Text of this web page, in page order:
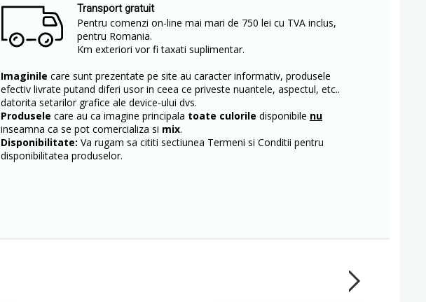
Transport gratuit
Pentru comenzi on-line mai mari de 750 lei cu TVA inclus,
pentru Romania.
Km exteriori vor fi taxati suplimentar.
Imaginile care sunt prezentate pe site au caracter informativ, produsele
efectiv livrate putand diferi usor in ceea ce priveste nuantele, aspectul, etc..
datorita setarilor grafice ale device-ului dvs.
Produsele care au ca imagine principala toate culorile disponibile nu
inseamna ca se pot comercializa si mix.
Disponibilitate: Va rugam sa cititi sectiunea Termeni si Conditii pentru
disponibilitatea produselor.